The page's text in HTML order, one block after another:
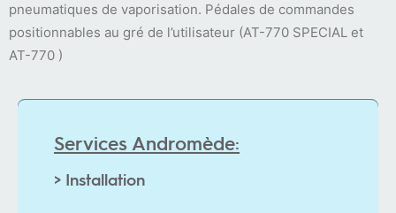
pneumatiques de vaporisation. Pédales de commandes
positionnables au gré de l’utilisateur (AT-770 SPECIAL et
AT-770 )
Services Andromède:
> Conception